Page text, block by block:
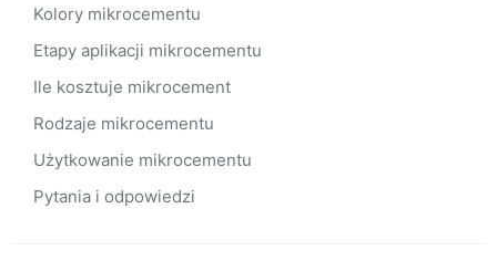
Kolory mikrocementu
Etapy aplikacji mikrocementu
Ile kosztuje mikrocement
Rodzaje mikrocementu
Użytkowanie mikrocementu
Pytania i odpowiedzi